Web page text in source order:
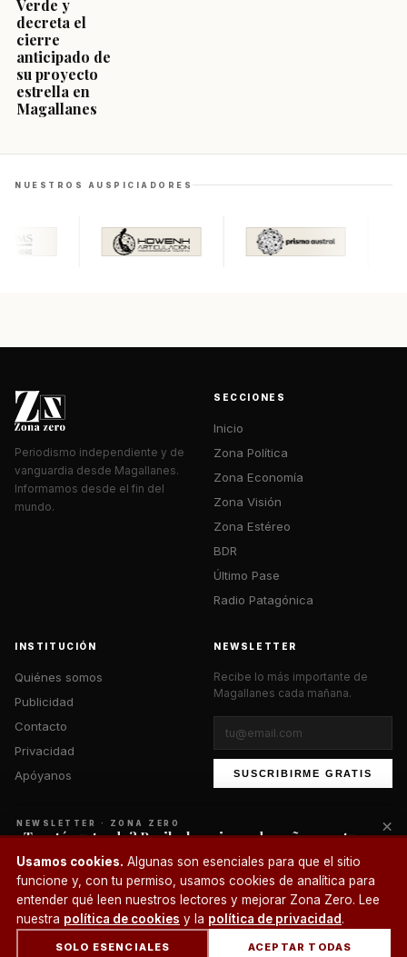
Verde y
decreta el
cierre
anticipado de
su proyecto
estrella en
Magallanes
NUESTROS AUSPICIADORES
Periodismo independiente y de
vanguardia desde Magallanes.
Informamos desde el fin del
mundo.
SECCIONES
Inicio
Zona Política
Zona Economía
Zona Visión
Zona Estéreo
BDR
Último Pase
Radio Patagónica
INSTITUCIÓN
Quiénes somos
Publicidad
Contacto
Privacidad
Apóyanos
NEWSLETTER
Recibe lo más importante de
Magallanes cada mañana.
SUSCRIBIRME GRATIS
© 2026 Zona Zero Media. Todos los derechos reservados.
Usamos cookies. Algunas son esenciales para que el sitio
funcione y, con tu permiso, usamos cookies de analítica para
entender qué leen nuestros lectores y mejorar Zona Zero. Lee
nuestra política de cookies y la política de privacidad.
SOLO ESENCIALES ACEPTAR TODAS
¿Un café?
NEWSLETTER · ZONA ZERO
¿Te está gustando? Recibe lo mejor cada mañana en tu
correo.
SUSCRIBIRME
×